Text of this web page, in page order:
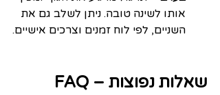
אותו לשינה טובה. ניתן לשלב גם את
השניים, לפי לוח זמנים וצרכים אישיים.
שאלות נפוצות – FAQ